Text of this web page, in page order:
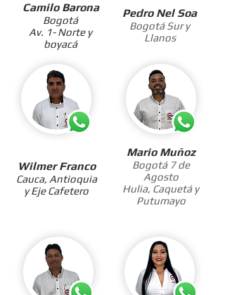
Camilo Barona
Bogotá
Av. 1- Norte y
boyacá
Pedro Nel Soa
Bogotá Sur y
Llanos
Mario Muñoz
Bogotá 7 de
Agosto
Hulia, Caquetá y
Putumayo
Wilmer Franco
Cauca, Antioquia
y Eje Cafetero